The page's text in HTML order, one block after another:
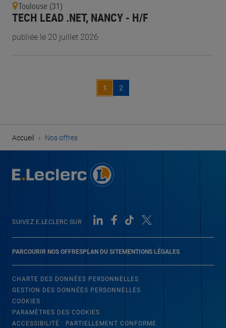
Toulouse (31)
TECH LEAD .NET, NANCY - H/F
publiée le 20 juillet 2026
1 2
Accueil › Nos offres
PARCOURIR NOS OFFRESPLAN DU SITEMENTIONS LÉGALES
SUIVEZ E.LECLERC SUR
CHARTE DES DONNÉES PERSONNELLES
GESTION DES DONNÉES PERSONNELLES
COOKIES
PARAMÈTRES DES COOKIES
ACCESSIBILITÉ : PARTIELLEMENT CONFORME